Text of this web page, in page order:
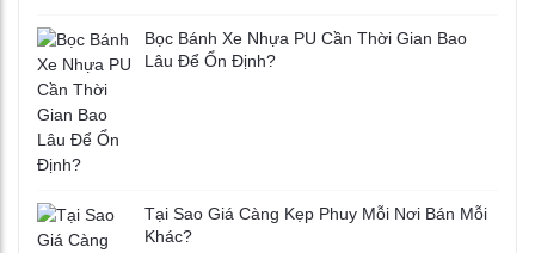
Bọc Bánh Xe Nhựa PU Cần Thời Gian Bao
Lâu Để Ổn Định?
Tại Sao Giá Càng Kẹp Phuy Mỗi Nơi Bán Mỗi
Khác?